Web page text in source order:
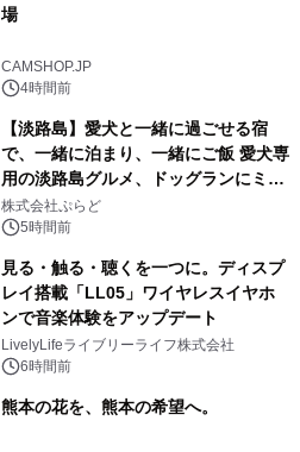
場
CAMSHOP.JP
4時間前
【淡路島】愛犬と一緒に過ごせる宿
で、一緒に泊まり、一緒にご飯 愛犬専
用の淡路島グルメ、ドッグランにミニ
プール グランピングとトレーラーハウ
スの2施設で
株式会社ぷらど
5時間前
見る・触る・聴くを一つに。ディスプ
レイ搭載「LL05」ワイヤレスイヤホ
ンで音楽体験をアップデート
LivelyLifeライブリーライフ株式会社
6時間前
熊本の花を、熊本の希望へ。